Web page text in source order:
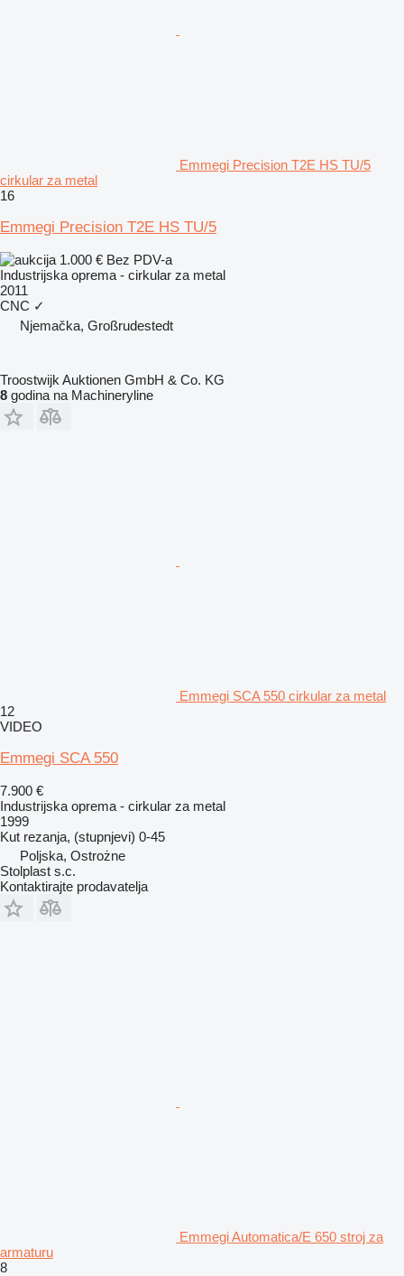
Emmegi Precision T2E HS TU/5
cirkular za metal
16
Emmegi Precision T2E HS TU/5
1.000 € Bez PDV-a
Industrijska oprema - cirkular za metal
2011
CNC ✓
Njemačka, Großrudestedt
Troostwijk Auktionen GmbH & Co. KG
8 godina na Machineryline
Emmegi SCA 550 cirkular za metal
12
VIDEO
Emmegi SCA 550
7.900 €
Industrijska oprema - cirkular za metal
1999
Kut rezanja, (stupnjevi) 0-45
Poljska, Ostrożne
Stolplast s.c.
Kontaktirajte prodavatelja
Emmegi Automatica/E 650 stroj za
armaturu
8